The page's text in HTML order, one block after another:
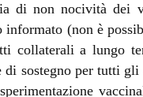
di non nocività dei
(non è
collaterali a lungo
sostegno per tutti